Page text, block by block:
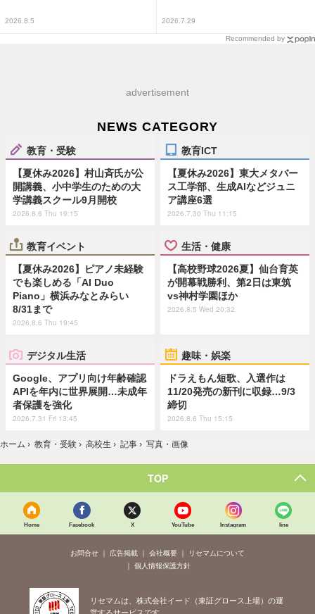
2026.8.5 2026.7.29
Recommended by
advertisement
NEWS CATEGORY
教育・受験
【夏休み2026】村山斉氏が公
開講義、小中学生のための大
学講義スクール9月開校
2026.8.6 Thu 19:15
教育ICT
【夏休み2026】東大メタバー
ス工学部、生成AIなどジュニ
ア講座6選
2026.7.30 Thu 11:15
教育イベント
【夏休み2026】ピアノ未経験
でも楽しめる「AI Duo
Piano」横浜みなとみらい
8/31まで
2026.8.6 Thu 19:45
生活・健康
【高校野球2026夏】仙台育英
が開幕戦勝利、第2日は東筑
vs神村学園ほか
2026.8.5 Wed 20:32
デジタル生活
Google、アプリ向け年齢確認
APIを年内に世界展開…未成年
者保護を強化
2026.7.31 Fri 13:45
趣味・娯楽
ドラえもん短歌、入選作は
11/20発売の新刊に収録…9/3
締切
2026.8.6 Thu 15:15
ホーム › 教育・受験 › 高校生 › 記事 › 写真・画像
TOP
Home Facebook X YouTube Instagram line
お問合せ 広告掲載 会社概要
リセマムについて
個人情報保護方針
リセマムは、株式会社イード（東証グロース上場）の運